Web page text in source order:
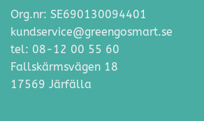
Org.nr: SE690130094401
kundservice@greengosmart.se
tel: 08-12 00 55 60
Fallskärmsvägen 18
17569 Järfälla